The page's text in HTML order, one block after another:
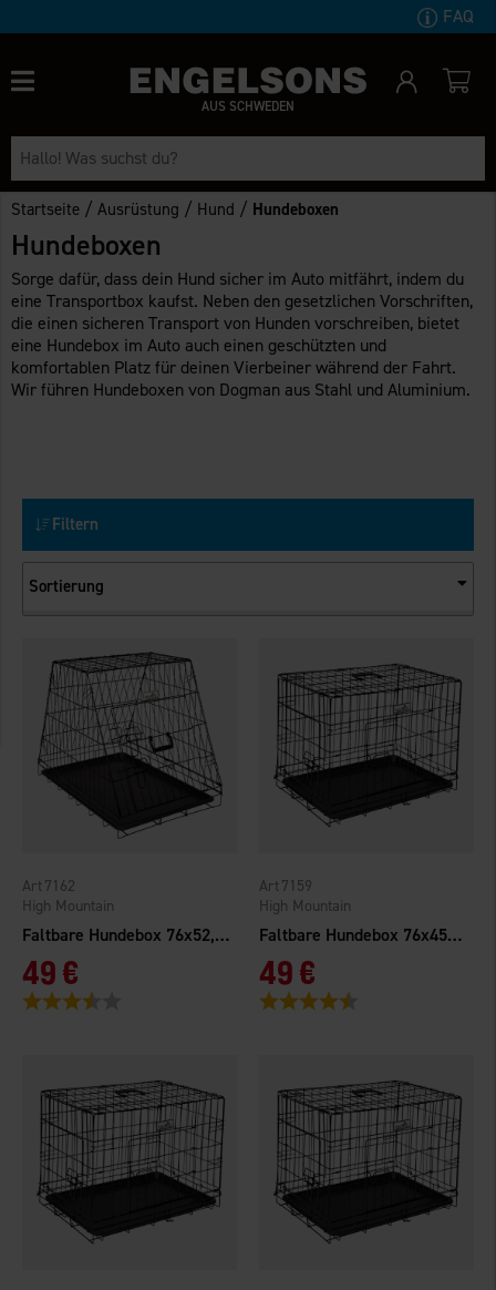
FAQ
AUS SCHWEDEN
Startseite /Ausrüstung / Hund / Hundeboxen
Hundeboxen
Sorge dafür, dass dein Hund sicher im Auto mitfährt, indem du
eine Transportbox kaufst. Neben den gesetzlichen Vorschriften,
die einen sicheren Transport von Hunden vorschreiben, bietet
eine Hundebox im Auto auch einen geschützten und
komfortablen Platz für deinen Vierbeiner während der Fahrt.
Wir führen Hundeboxen von Dogman aus Stahl und Aluminium.
Filtern
Sortierung
Faltbare Hundebox 76x52,5x60cm
High Mountain
7162
49 €
Bewertung:
Faltbare Hundebox 76x45x51,5cm
High Mountain
7159
49 €
Bewertung: